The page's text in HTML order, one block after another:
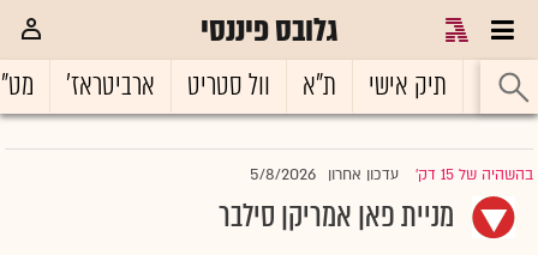
גלובס פיננסי
ראשי תיק אישי ת"א וול סטריט ארביטראז'
בהשהיה של 15 דק' |עדכון אחרון 5/8/2026
מניית פאן אמריקן סילבר